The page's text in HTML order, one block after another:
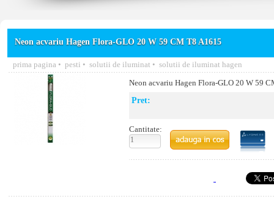
Neon acvariu Hagen Flora-GLO 20 W 59 CM T8 A1615
prima pagina • pesti • solutii de iluminat • solutii de iluminat hagen
Neon acvariu Hagen Flora-GLO 20 W 59
Pret:
Cantitate: